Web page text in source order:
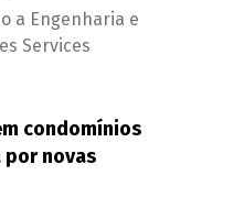
a Engenharia e
Services
condomínios
por novas